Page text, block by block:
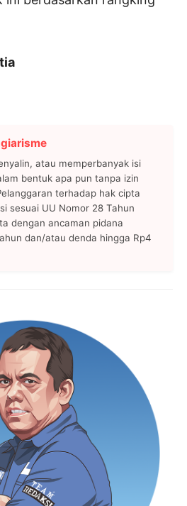
atau memperbanyak isi
bentuk apa pun tanpa izin
terhadap hak cipta
sesuai UU Nomor 28 Tahun
dengan ancaman pidana
dan/atau denda hingga Rp4